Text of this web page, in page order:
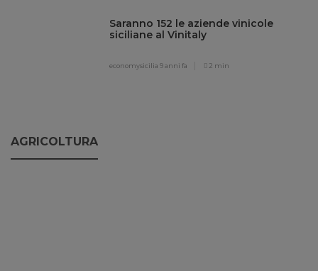
Saranno 152 le aziende vinicole
siciliane al Vinitaly
economysicilia9 anni fa 2 min
AGRICOLTURA